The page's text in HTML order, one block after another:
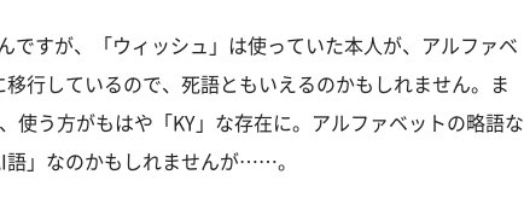
ですが、「ウィッシュ」は使っていた本人が、アルファベ
移行しているので、死語ともいえるのかもしれません。ま
使う方がもはや「KY」な存在に。アルファベットの略語な
語」なのかもしれませんが……。